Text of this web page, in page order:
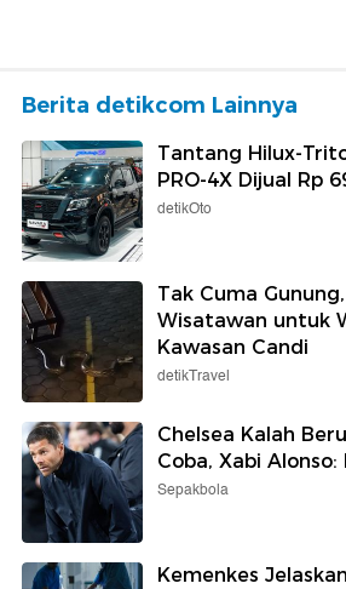
Berita detikcom Lainnya
Tantang Hilux-
PRO-4X Dijual Rp
detikOto
Tak Cuma
Wisatawan untuk
Kawasan Candi
detikTravel
Chelsea Kalah
Coba, Xabi Alonso:
Sepakbola
Kemenkes